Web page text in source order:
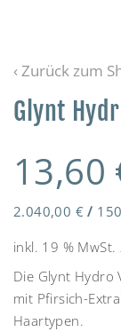
‹ Zurück zum
Glynt
13,60
2.040,00 € / 150
inkl. 19 % MwSt.
Die Glynt Hydro
mit Pfirsich-
Haartypen.